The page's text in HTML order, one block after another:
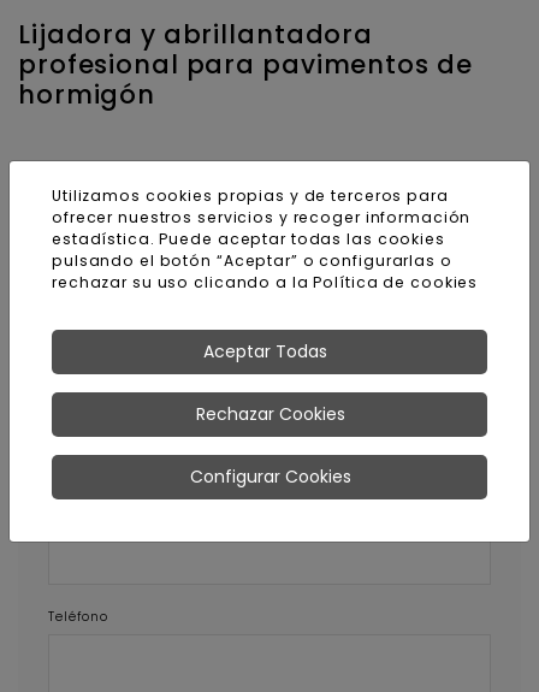
Lijadora y abrillantadora
profesional para pavimentos de
hormigón
rendimiento y fácil manejo
Pedir más información sobre
este producto
Nombre y apellidos
Teléfono
Utilizamos cookies propias y de terceros para
ofrecer nuestros servicios y recoger información
estadística. Puede aceptar todas las cookies
pulsando el botón “Aceptar” o configurarlas o
rechazar su uso clicando a laPolítica de cookies
Aceptar Todas
Rechazar Cookies
Configurar Cookies